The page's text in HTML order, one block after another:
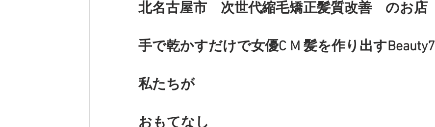
北名古屋市　次世代縮毛矯正髪質改善　のお店
手で乾かすだけで女優C M 髪を作り出すBeauty7
私たちが
おもてなし